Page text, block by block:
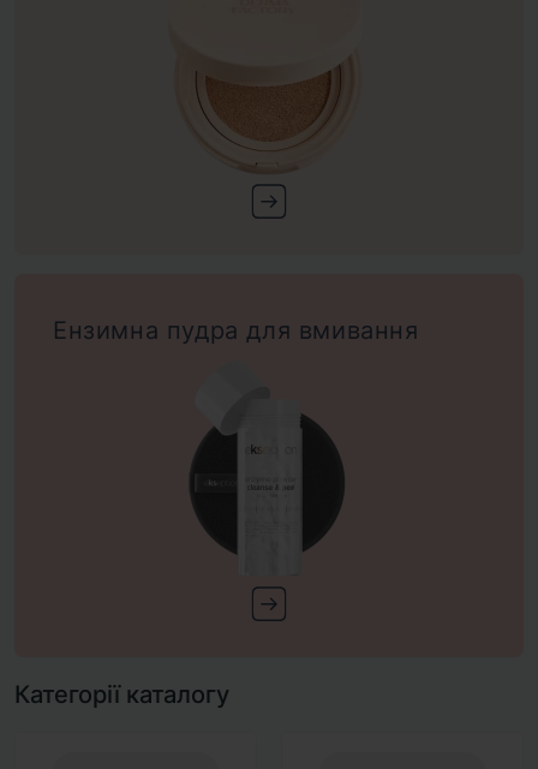
Ензимна пудра для вмивання
Категорії каталогу